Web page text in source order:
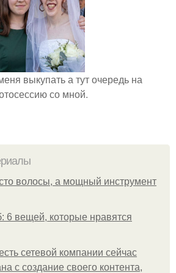
выкупать а тут очередь на
со мной.
волосы, а мощный инструмент
6 вещей, которые нравятся
сетевой компании сейчас
с создание своего контента,